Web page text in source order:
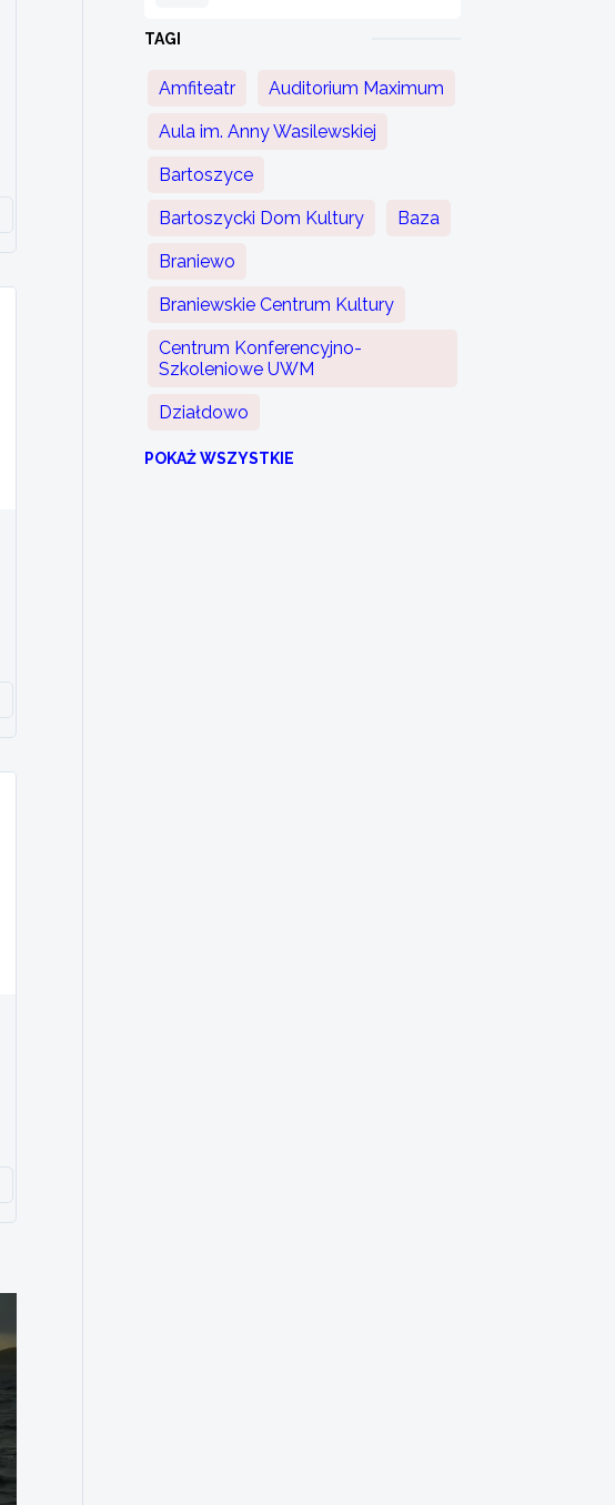
TAGI
Amfiteatr Auditorium Maximum
Aula im. Anny Wasilewskiej
Bartoszyce
Bartoszycki Dom Kultury Baza
Braniewo
Braniewskie Centrum Kultury
Centrum Konferencyjno-
Szkoleniowe UWM
Działdowo
POKAŻ WSZYSTKIE